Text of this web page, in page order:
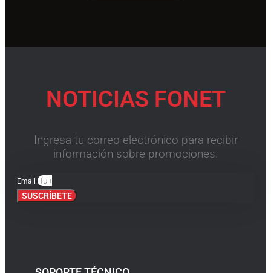
NOTICIAS FONET
Ingresa tu correo electrónico para recibir
información sobre promociones.
Email
SUSCRÍBETE